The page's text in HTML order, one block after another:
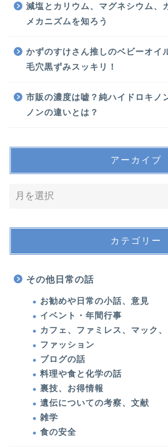
減塩とカリウム、マグネシウム、
メカニズムを知ろう
かずのすけさん推しのベビーオイ
毛穴黒ずみスッキリ！
市販の濃度は嘘？純ハイドロキノ
ノンの違いとは？
アーカイブ
カテゴリー
その他日常の話
お勧めや日常の小話、意見
イベント・年間行事
カフェ、ファミレス、マック
ファッション
ブログの話
料理や食と化学の話
裏技、お得情報
遺伝についての考察、文献
雑学
食の安全